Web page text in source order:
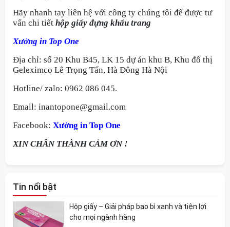
Hãy nhanh tay liên hệ với công ty chúng tôi để được tư
vấn chi tiết hộp giấy đựng khẩu trang
Xưởng in Top One
Địa chỉ: số 20 Khu B45, LK 15 dự án khu B, Khu đô thị
Geleximco Lê Trọng Tấn, Hà Đông Hà Nội
Hotline/ zalo: 0962 086 045.
Email: inantopone@gmail.com
Facebook: Xưởng in Top One
XIN CHÂN THÀNH CẢM ƠN !
Tin nổi bật
Hộp giấy – Giải pháp bao bì xanh và tiện lợi
cho mọi ngành hàng